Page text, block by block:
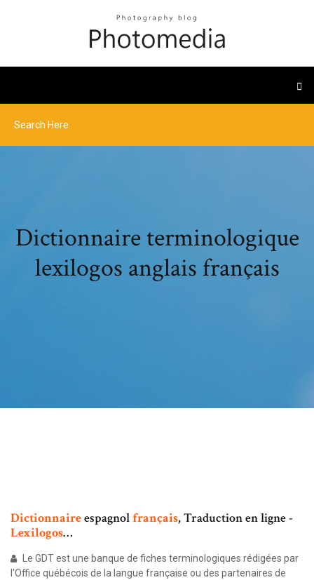
Dictionnaire terminologique
lexilogos anglais français
Dictionnaireespagnolfrançais, Traduction en ligne -
Lexilogos…
Le GDT est une banque de fiches terminologiques rédigées par
l'Office québécois de la langue française ou des partenaires de